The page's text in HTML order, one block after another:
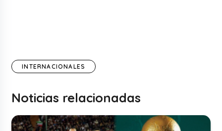
INTERNACIONALES
Noticias relacionadas